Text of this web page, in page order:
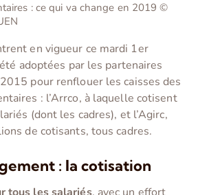
: ce qui va change en 2019 ©
en vigueur ce mardi 1er
adoptées par les partenaires
pour renflouer les caisses des
: l’Arrco, à laquelle cotisent
(dont les cadres), et l’Agirc,
de cotisants, tous cadres.
: la cotisation